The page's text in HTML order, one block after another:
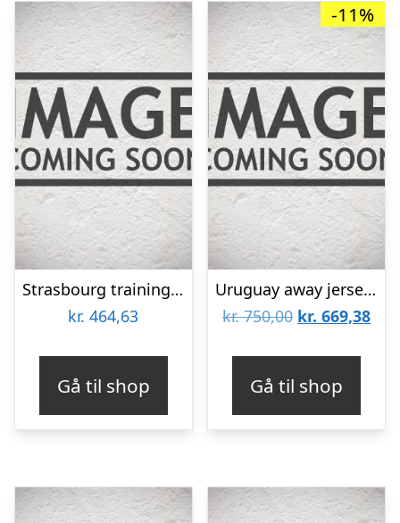
Strasbourg training jersey 2022/23 – by adidas-L
kr. 464,63
Gå til shop
-11%
Uruguay away jersey World Cup 2022 – mens-XL
kr.750,00 Den
kr. 750,00.
kr. 669,38Den
kr.
Gå til shop